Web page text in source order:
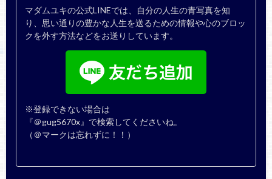
マダムユキの公式LINEでは、自分の人生の青写真を知
り、思い通りの豊かな人生を送るための情報や心のブロッ
クを外す方法などをお送りしています。
※登録できない場合は
『＠gug5670x』で検索してくださいね。
（＠マークは忘れずに！！）